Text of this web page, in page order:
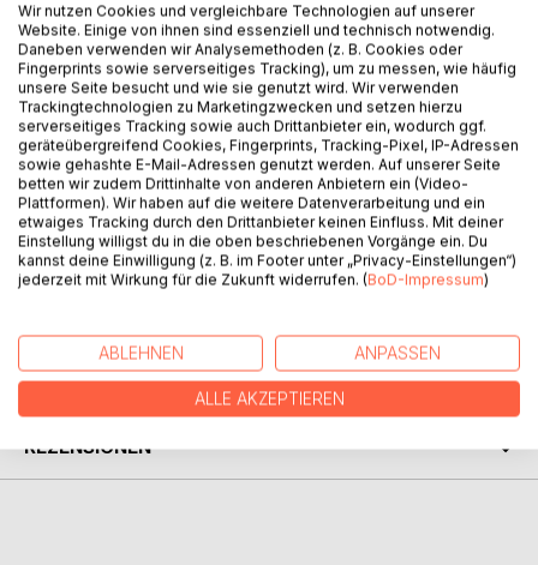
BESCHREIBUNG
Glaubst du an Karma?
Die junge Efi zunächst nicht, bis sie in einer dunklen Nacht
auf einen kleinen Kater trifft, der ihr Leben völlig verändert.
Kurzerhand nimmt sie ihn mit in die Heimatstadt ihrer Oma,
in der Karma dringender benötigt wird, als das idyllische
Dorfbild vermuten lässt.
PRESSESTIMMEN
REZENSIONEN
Wir nutzen Cookies und vergleichbare Technologien auf unserer
Website. Einige von ihnen sind essenziell und technisch notwendig.
Daneben verwenden wir Analysemethoden (z. B. Cookies oder
Fingerprints sowie serverseitiges Tracking), um zu messen, wie häufig
unsere Seite besucht und wie sie genutzt wird. Wir verwenden
Trackingtechnologien zu Marketingzwecken und setzen hierzu
serverseitiges Tracking sowie auch Drittanbieter ein, wodurch ggf.
geräteübergreifend Cookies, Fingerprints, Tracking-Pixel, IP-Adressen
sowie gehashte E-Mail-Adressen genutzt werden. Auf unserer Seite
betten wir zudem Drittinhalte von anderen Anbietern ein (Video-
Plattformen). Wir haben auf die weitere Datenverarbeitung und ein
etwaiges Tracking durch den Drittanbieter keinen Einfluss. Mit deiner
Einstellung willigst du in die oben beschriebenen Vorgänge ein. Du
kannst deine Einwilligung (z. B. im Footer unter „Privacy-Einstellungen“)
jederzeit mit Wirkung für die Zukunft widerrufen. (BoD-Impressum)
ABLEHNEN ANPASSEN
ALLE AKZEPTIEREN